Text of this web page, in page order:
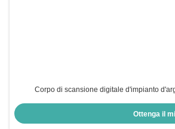
Corpo di scansione digitale d'impianto
Ottenga il